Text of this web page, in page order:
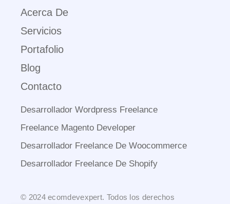
Acerca De
Servicios
Portafolio
Blog
Contacto
Desarrollador Wordpress Freelance
Freelance Magento Developer
Desarrollador Freelance De Woocommerce
Desarrollador Freelance De Shopify
© 2024 ecomdevexpert. Todos los derechos